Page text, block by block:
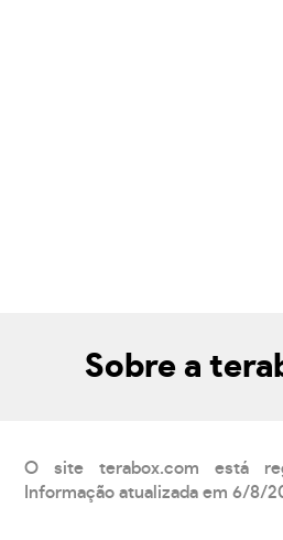
Sobre a
O site terabox.com está
Informação atualizada em 6/8/